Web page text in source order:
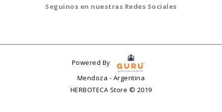
Seguinos en nuestras Redes Sociales
Powered By
Mendoza - Argentina
HERBOTECA Store © 2019